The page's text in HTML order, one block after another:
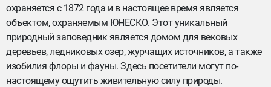
охраняется с 1872 года и в настоящее время является
объектом, охраняемым ЮНЕСКО. Этот уникальный
природный заповедник является домом для вековых
деревьев, ледниковых озер, журчащих источников, а также
изобилия флоры и фауны. Здесь посетители могут по-
настоящему ощутить живительную силу природы.